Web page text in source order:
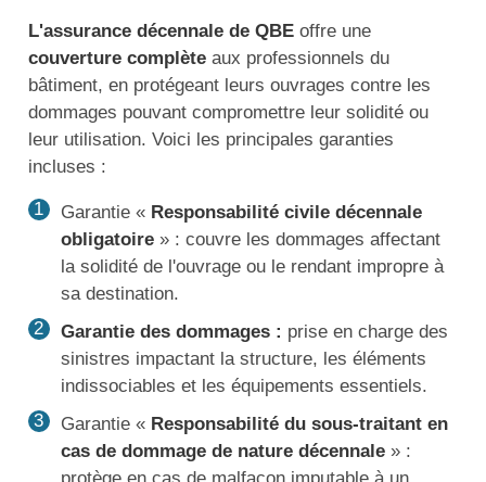
L'assurance décennale de QBE offre une
couverture complèteaux professionnels du
bâtiment, en protégeant leurs ouvrages contre les
dommages pouvant compromettre leur solidité ou
leur utilisation. Voici les principales garanties
incluses :
Garantie « Responsabilité civile décennale
obligatoire» : couvre les dommages affectant
la solidité de l'ouvrage ou le rendant impropre à
sa destination.
Garantie des dommages : prise en charge des
sinistres impactant la structure, les éléments
indissociables et les équipements essentiels.
Garantie « Responsabilité du sous-traitant en
cas de dommage de nature décennale» :
protège en cas de malfaçon imputable à un